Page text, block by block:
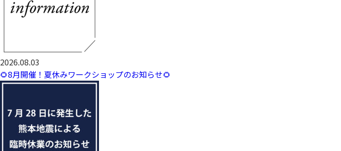
2026.08.03
🌻8月開催！夏休みワークショップのお知らせ🌻